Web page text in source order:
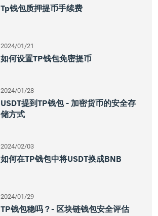
Tp钱包质押提币手续费
2024/01/21
如何设置TP钱包免密提币
2024/01/28
USDT提到TP钱包 - 加密货币的安全存
储方式
2024/02/03
如何在TP钱包中将USDT换成BNB
2024/01/29
TP钱包稳吗？- 区块链钱包安全评估